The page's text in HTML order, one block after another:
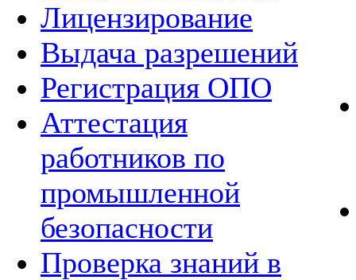
Лицензирование
Выдача разрешений
Регистрация ОПО
Аттестация
работников по
промышленной
безопасности
Проверка знаний в